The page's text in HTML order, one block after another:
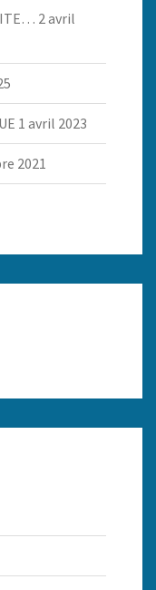
2 avril
1 avril 2023
2021